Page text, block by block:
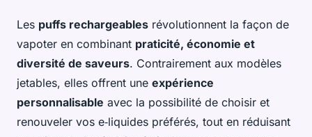
Les puffs rechargeables révolutionnent la façon de
vapoter en combinant praticité, économie et
diversité de saveurs. Contrairement aux modèles
jetables, elles offrent une expérience
personnalisable avec la possibilité de choisir et
renouveler vos e‑liquides préférés, tout en réduisant